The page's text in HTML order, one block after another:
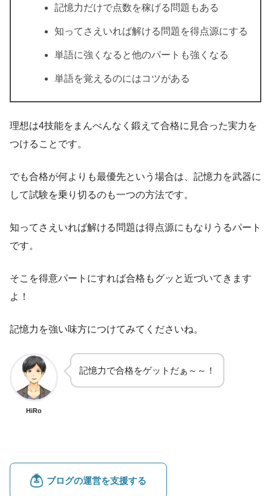
記憶力だけで点数を稼げる問題もある
知ってさえいれば解ける問題を得点源にする
単語に強くなると他のパートも強くなる
単語を覚えるのにはコツがある
理想は4技能をまんべんなく鍛えて合格に見合った実力を
つけることです。
でも合格が何よりも最優先という場合は、記憶力を武器に
して試験を乗り切るのも一つの方法です。
知ってさえいれば解ける問題は得点源にもなりうるパート
です。
そこを得意パートにすれば合格もグッと近づいてきます
よ！
記憶力を強い味方につけてみてくださいね。
HiRo
記憶力で合格をゲットだぁ～～！